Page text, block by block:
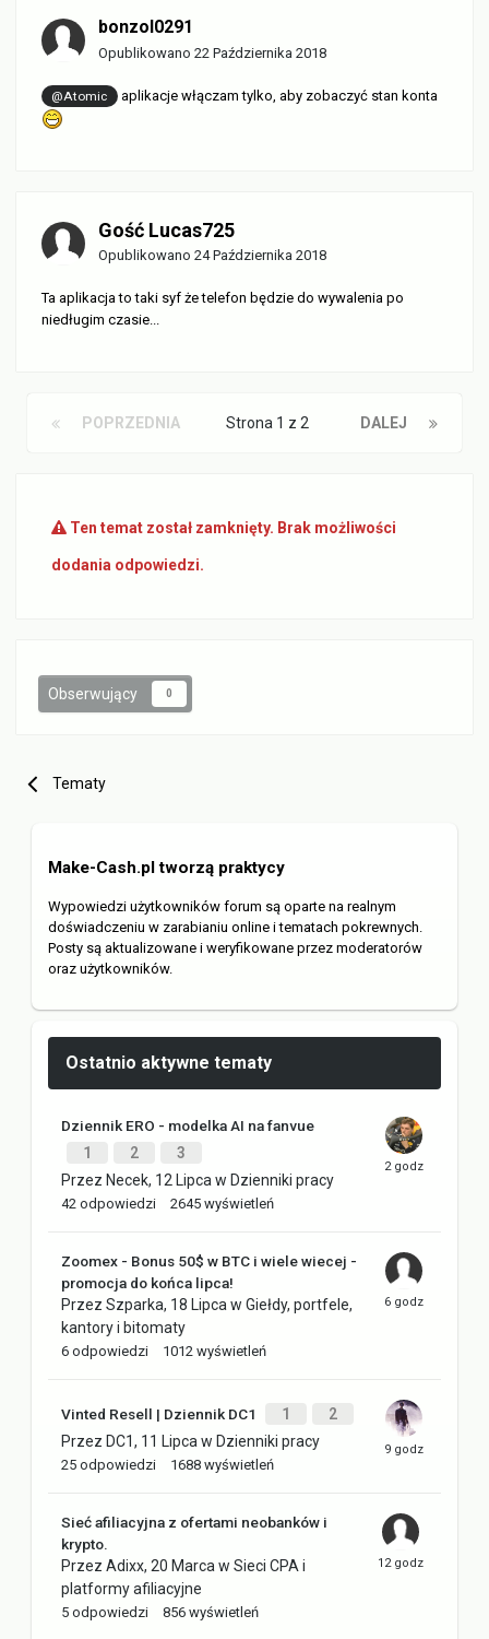
bonzol0291
Opublikowano 22 Października 2018
@Atomic aplikacje włączam tylko, aby zobaczyć stan konta
Gość Lucas725
Opublikowano 24 Października 2018
Ta aplikacja to taki syf że telefon będzie do wywalenia po
niedługim czasie...
POPRZEDNIA DALEJ
Strona 1 z 2
Ten temat został zamknięty. Brak możliwości
dodania odpowiedzi.
Obserwujący 0
Tematy
Make-Cash.pl tworzą praktycy
Wypowiedzi użytkowników forum są oparte na realnym
doświadczeniu w zarabianiu online i tematach pokrewnych.
Posty są aktualizowane i weryfikowane przez moderatorów
oraz użytkowników.
Ostatnio aktywne tematy
Dziennik ERO - modelka AI na fanvue
1
2
3
Przez Necek, 12 Lipcaw Dzienniki pracy
42 odpowiedzi 2645 wyświetleń
Zoomex - Bonus 50$ w BTC i wiele wiecej -
promocja do końca lipca!
Przez Szparka, 18 Lipcaw Giełdy, portfele,
kantory i bitomaty
6 odpowiedzi 1012 wyświetleń
Vinted Resell | Dziennik DC1 1
2
Przez DC1, 11 Lipcaw Dzienniki pracy
25 odpowiedzi 1688 wyświetleń
Sieć afiliacyjna z ofertami neobanków i
krypto.
Przez Adixx, 20 Marcaw Sieci CPA i
platformy afiliacyjne
5 odpowiedzi 856 wyświetleń